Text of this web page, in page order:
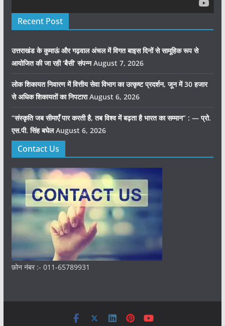
Recent Post
उत्तराखंड के कुमाऊं और गढ़वाल अंचल में विगत बाइस दिनों से सामूहिक रूप से
आयोजित की जा रही ‘बैसी’ संपन्न August 7, 2026
लोक शिकायत निवारण में वित्तीय सेवा विभाग का उत्कृष्ट प्रदर्शन, जून में 30 हजार
से अधिक शिकायतों का निपटारा August 6, 2026
“संस्कृति जब सीमाएँ पार करती है, तब विश्व में बढ़ता है भारत का सम्मान” : — प्रो.
एस.पी. सिंह बघेल August 6, 2026
Contact Us
फ़ोन नंबर :- 011-65789931